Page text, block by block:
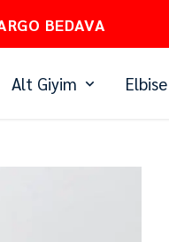
3 TAKSİT
Alt Giyim Elbise